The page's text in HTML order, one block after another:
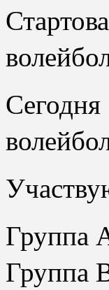
Группа
Группа